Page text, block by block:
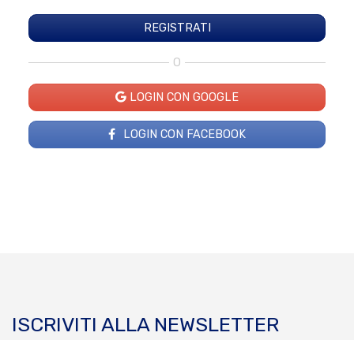
O
LOGIN CON GOOGLE
LOGIN CON FACEBOOK
ISCRIVITI ALLA NEWSLETTER